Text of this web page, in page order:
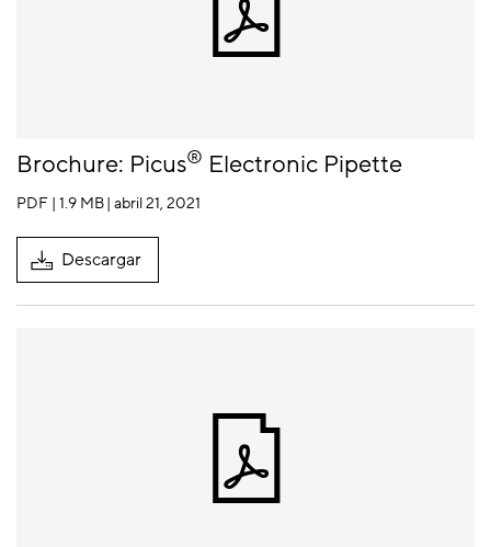
Brochure: Picus® Electronic Pipette
PDF | 1.9 MB| abril 21, 2021
Descargar